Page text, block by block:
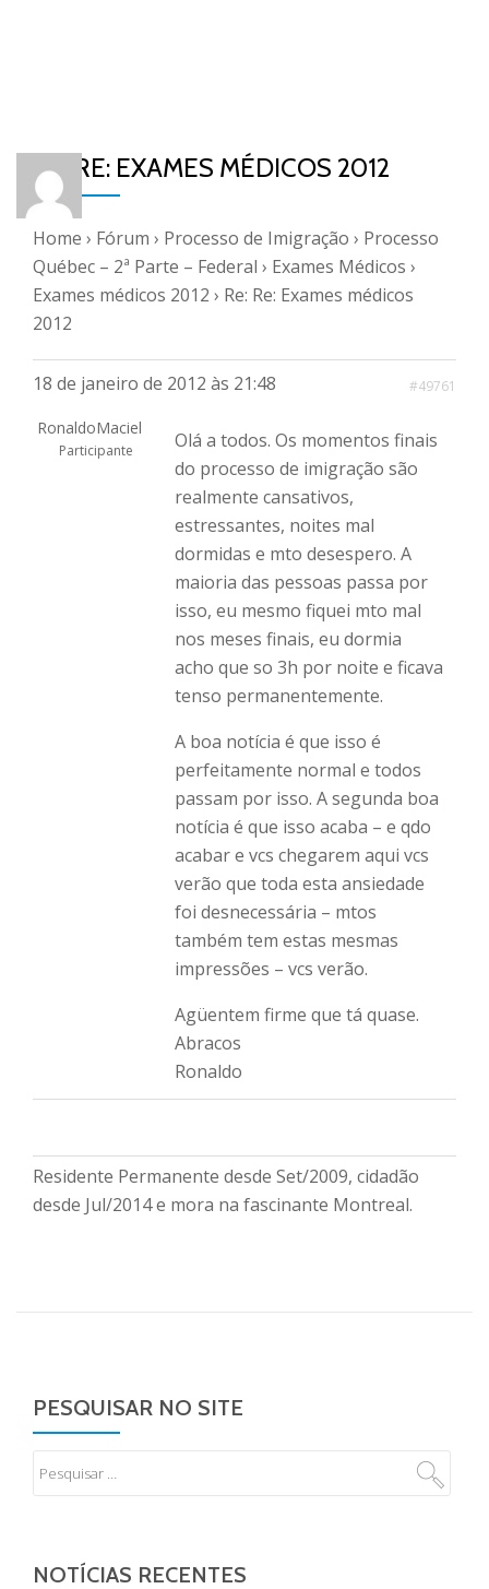
RE: RE: EXAMES MÉDICOS 2012
Home › Fórum › Processo de Imigração › Processo
Québec – 2ª Parte – Federal › Exames Médicos ›
Exames médicos 2012 › Re: Re: Exames médicos
2012
18 de janeiro de 2012 às 21:48 #49761
RonaldoMaciel
Participante
Olá a todos. Os momentos finais
do processo de imigração são
realmente cansativos,
estressantes, noites mal
dormidas e mto desespero. A
maioria das pessoas passa por
isso, eu mesmo fiquei mto mal
nos meses finais, eu dormia
acho que so 3h por noite e ficava
tenso permanentemente.
A boa notícia é que isso é
perfeitamente normal e todos
passam por isso. A segunda boa
notícia é que isso acaba – e qdo
acabar e vcs chegarem aqui vcs
verão que toda esta ansiedade
foi desnecessária – mtos
também tem estas mesmas
impressões – vcs verão.
Agüentem firme que tá quase.
Abracos
Ronaldo
Residente Permanente desde Set/2009, cidadão
desde Jul/2014 e mora na fascinante Montreal.
PESQUISAR NO SITE
NOTÍCIAS RECENTES